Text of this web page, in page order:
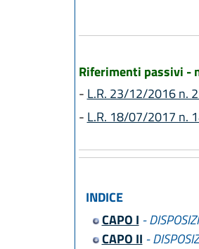
Riferimenti passivi -
- L.R. 23/12/2016 n.
- L.R. 18/07/2017 n.
INDICE
CAPO I -
CAPO II -